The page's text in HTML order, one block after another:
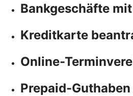
Bankgeschäfte
Kreditkarte
Online-
Prepaid-